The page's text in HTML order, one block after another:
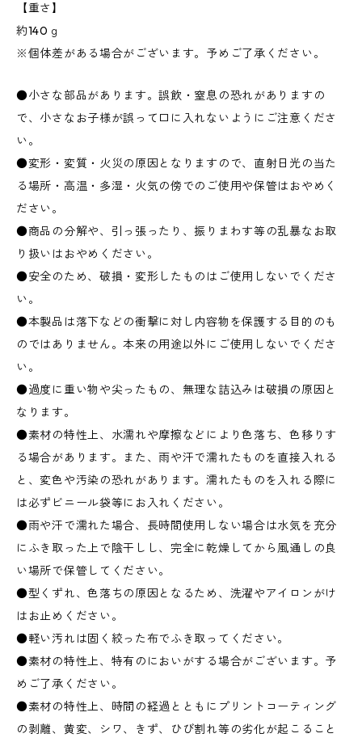
【重さ】
約140ｇ
※個体差がある場合がございます。予めご了承ください。
●小さな部品があります。誤飲・窒息の恐れがありますの
で、小さなお子様が誤って口に入れないようにご注意くださ
い。
●変形・変質・火災の原因となりますので、直射日光の当た
る場所・高温・多湿・火気の傍でのご使用や保管はおやめく
ださい。
●商品の分解や、引っ張ったり、振りまわす等の乱暴なお取
り扱いはおやめください。
●安全のため、破損・変形したものはご使用しないでくださ
い。
●本製品は落下などの衝撃に対し内容物を保護する目的のも
のではありません。本来の用途以外にご使用しないでくださ
い。
●過度に重い物や尖ったもの、無理な詰込みは破損の原因と
なります。
●素材の特性上、水濡れや摩擦などにより色落ち、色移りす
る場合があります。また、雨や汗で濡れたものを直接入れる
と、変色や汚染の恐れがあります。濡れたものを入れる際に
は必ずビニール袋等にお入れください。
●雨や汗で濡れた場合、長時間使用しない場合は水気を充分
にふき取った上で陰干しし、完全に乾燥してから風通しの良
い場所で保管してください。
●型くずれ、色落ちの原因となるため、洗濯やアイロンがけ
はお止めください。
●軽い汚れは固く絞った布でふき取ってください。
●素材の特性上、特有のにおいがする場合がございます。予
めご了承ください。
●素材の特性上、時間の経過とともにプリントコーティング
の剥離、黄変、シワ、きず、ひび割れ等の劣化が起こること